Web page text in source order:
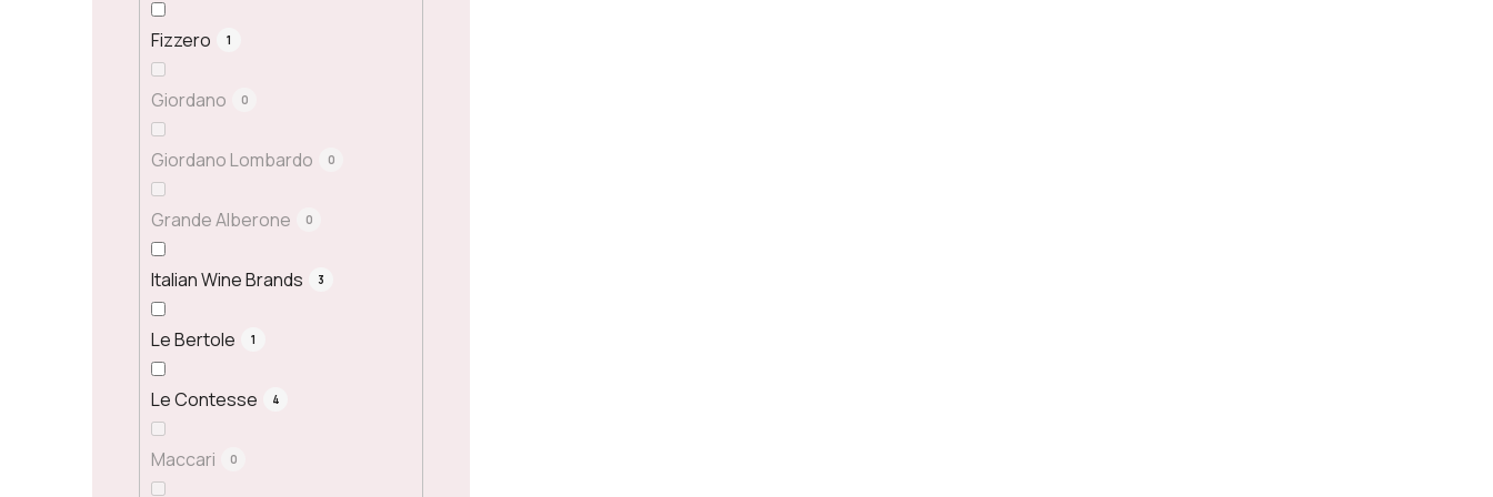
Fizzero 1
Giordano 0
Giordano Lombardo 0
Grande Alberone 0
Italian Wine Brands 3
Le Bertole 1
Le Contesse 4
Maccari 0